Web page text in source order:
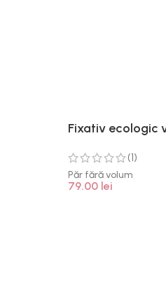
Fixativ ecologic
(1)
Păr fără volum
79.00 lei